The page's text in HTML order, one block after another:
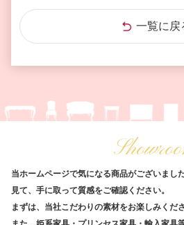
一覧に戻
当ホームページで気になる商品がございました
見て、手に取って質感をご確認ください。
まずは、当社こだわりの素材をお楽しみくださ